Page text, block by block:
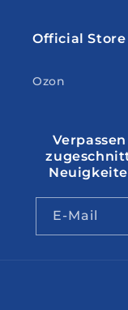
Official Store
Ozon
E-Mail